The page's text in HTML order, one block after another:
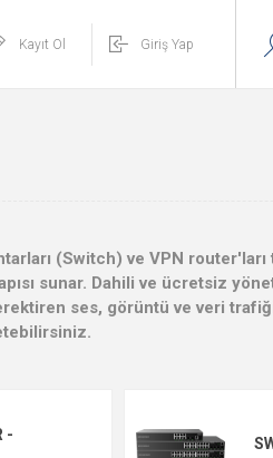
Kayıt Ol Giriş Yap
(Switch) ve VPN router'ları
sunar. Dahili ve ücretsiz
ses, görüntü ve veri
-